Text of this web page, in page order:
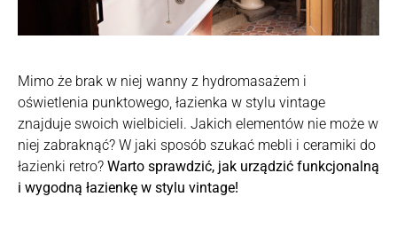
Mimo że brak w niej wanny z hydromasażem i
oświetlenia punktowego, łazienka w stylu vintage
znajduje swoich wielbicieli. Jakich elementów nie może w
niej zabraknąć? W jaki sposób szukać mebli i ceramiki do
łazienki retro? Warto sprawdzić, jak urządzić funkcjonalną
i wygodną łazienkę w stylu vintage!